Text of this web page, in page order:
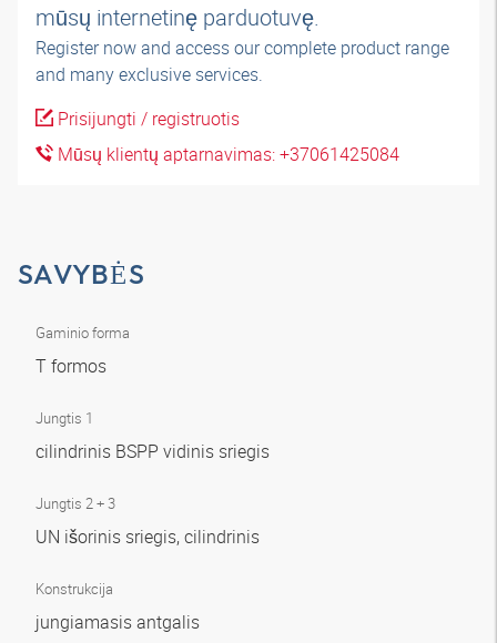
mūsų internetinę parduotuvę.
Register now and access our complete product range
and many exclusive services.
Prisijungti / registruotis
Mūsų klientų aptarnavimas: +37061425084
SAVYBĖS
Gaminio forma
T formos
Jungtis 1
cilindrinis BSPP vidinis sriegis
Jungtis 2 + 3
UN išorinis sriegis, cilindrinis
Konstrukcija
jungiamasis antgalis